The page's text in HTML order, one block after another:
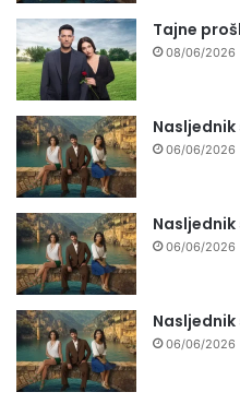
Tajne
08/06/2026
06/06/2026
06/06/2026
Nasljednik
06/06/2026